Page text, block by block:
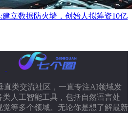
建立数据防火墙，创始人拟筹资10亿
类交流社区，一直专注AI领域发
人工智能工具，包括自然语言处
等多个领域。无论你是想了解最新